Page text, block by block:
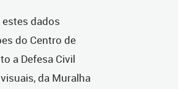
dados
do Centro de
a Defesa Civil
da Muralha